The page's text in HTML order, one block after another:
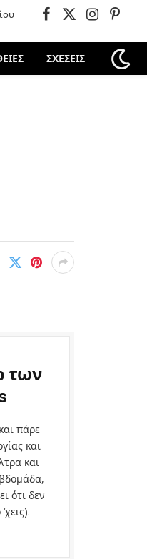
Facebook
X
Instagram
ΣΧΕΣΕΙΣ
των
πάρε
και
και
ότι δεν